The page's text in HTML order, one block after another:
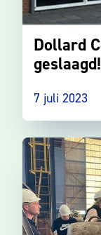
Dollard
geslaagd!
7 juli 2023